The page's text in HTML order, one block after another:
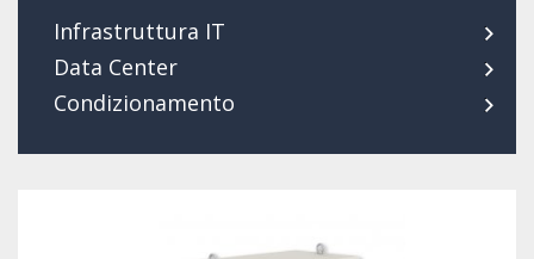
Infrastruttura IT
Data Center
Condizionamento